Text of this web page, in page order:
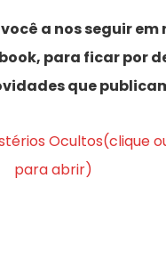
a nos seguir em
para ficar por
que
Ocultos(clique
para abrir)